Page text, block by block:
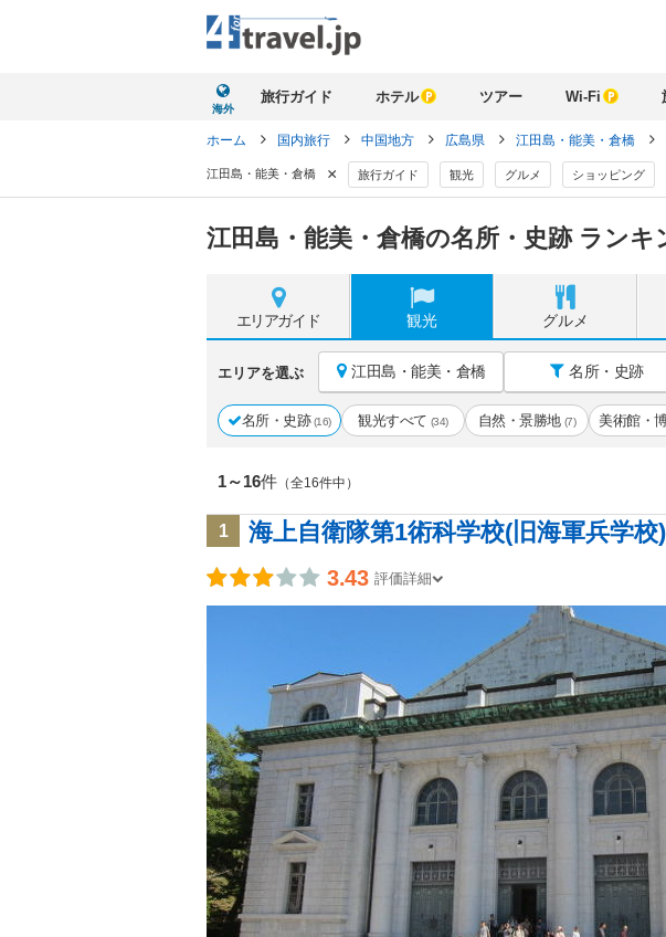
海外
旅行ガイド ホテル ツアー Wi-Fi
ホーム 国内旅行 中国地方 広島県 江田島・能美・倉橋
江田島・能美・倉橋 × 旅行ガイド 観光 グルメ ショッピング
江田島・能美・倉橋の名所・史跡 ランキ
エリアガイド 観光 グルメ
エリアを選ぶ 江田島・能美・倉橋 名所・史跡
名所・史跡 (16) 観光すべて (34) 自然・景勝地 (7) 美術館・
1～16件 （全16件中）
1 海上自衛隊第1術科学校(旧海軍兵学校)
3.43 評価詳細